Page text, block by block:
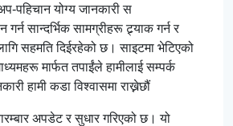
पहिचान योग्य जानकारी स
सान्दर्भिक सामग्रीहरू ट्र्याक गर्न र
सहमति दिईरहेको छ। साइटमा भेटिएको
मार्फत तपाईंले हामीलाई सम्पर्क
हामी कडा विश्वासमा राख्नेछौं
अपडेट र सुधार गरिएको छ। यो